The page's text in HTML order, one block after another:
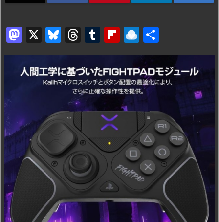
M
a
st
o
o
n
X
Bl
u
e
s
k
y
T
hr
e
a
d
s
T
u
m
bl
r
Fl
ip
b
o
ar
d
R
ai
n
dr
o
p.
io
有